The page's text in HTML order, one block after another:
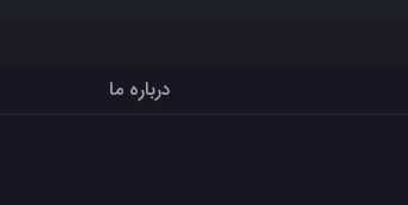
درباره ما